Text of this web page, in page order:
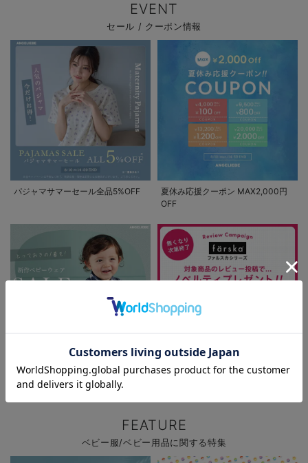
お気に入り商品を確認する
EVENT
セール / クーポン情報
パジャマサマーセール全品5%OFF
夏休み応援クーポン MAX2,000円
OFF
新作ベビーウェア 最大20%OFF
ファルスカ レビュー投稿でノベル
FEATURE
ベビー服/ベビー用品に関する特集